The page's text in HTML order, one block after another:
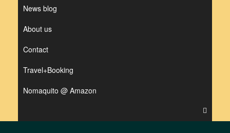
News blog
About us
Contact
Travel+Booking
Nomaquito @ Amazon